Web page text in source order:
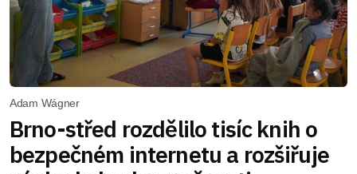
Adam Wágner
Brno-střed rozdělilo tisíc knih o
bezpečném internetu a rozšiřuje